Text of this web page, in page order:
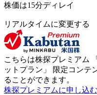
株価は15分ディレイ
リアルタイムに変更する
こちらは株探プレミアム 「
ットプラン 」 限定コンテ
ることができます。
株探プレミアムに申し込む